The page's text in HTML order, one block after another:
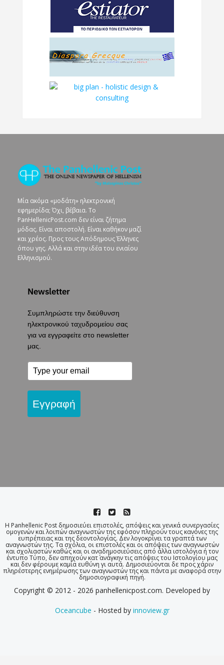
Μία ακόμα «μοδάτη» ηλεκτρονική
εφημερίδα; Όχι, βέβαια. To
PanHellenicPost.com δεν είναι ζήτημα
μόδας. Είναι αποστολή. Είναι καθήκον μαζί
και χρέος. Προς τους Απόδημους Έλληνες
όπου γης. Αλλά και στην ιδέα του ενιαίου
Ελληνισμού.
Newsletter
Συμπληρώστε την διεύθυνση
ηλεκτρονικού ταχυδρομείου σας
για να εγγραφείτε στο newsletter
μας.
Εγγραφή
Η Panhellenic Post δημοσιεύει επιστολές, απόψεις και γενικά συνεργασίες
ομογενών και λοιπών αναγνωστών της εφόσον πληρούν τους κανόνες της
ευπρέπειας και της δεοντολογίας. Δεν λογοκρίνει τα γραπτά των
αναγνωστών της. Τα σχόλια, οι επιστολές και οι απόψεις των αναγνωστών
και σχολιαστών καθώς και οι αναδημοσιεύσεις από άλλα ιστολόγια ή τον
έντυπο Τύπο, δεν απηχούν κατ΄ ανάγκην τις απόψεις του Ιστολογίου μας
και δεν φέρουμε καμία ευθύνη γι αυτά. Δημοσιεύονται δε προς χάριν
πληρέστερης ενημέρωσης των αναγνωστών της και πάντα με αναφορά στην
δημοσιογραφική πηγή.
Copyright © 2012 - 2026 panhellenicpost.com. Developed by
Oceancube - Hosted by innoview.gr